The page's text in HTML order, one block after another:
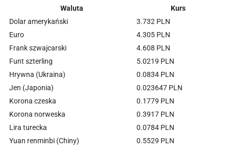
Waluta
Kurs
Dolar amerykański
3.732 PLN
Euro
4.305 PLN
Frank szwajcarski
4.608 PLN
Funt szterling
5.0219 PLN
Hrywna (Ukraina)
0.0834 PLN
Jen (Japonia)
0.023647 PLN
Korona czeska
0.1779 PLN
Korona norweska
0.3917 PLN
Lira turecka
0.0784 PLN
Yuan renminbi (Chiny)
0.5529 PLN